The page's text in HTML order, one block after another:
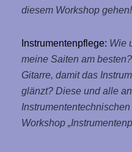
diesem Workshop gehen!
Instrumentenpflege: Wie
meine Saiten am
Gitarre, damit das
glänzt? Diese und alle
Workshop